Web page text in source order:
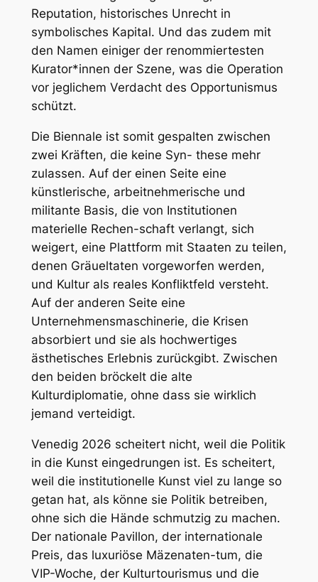
Reputation, historisches Unrecht in
symbolisches Kapital. Und das zudem mit
den Namen einiger der renommiertesten
Kurator*innen der Szene, was die Operation
vor jeglichem Verdacht des Opportunismus
schützt.
Die Biennale ist somit gespalten zwischen
zwei Kräften, die keine Syn- these mehr
zulassen. Auf der einen Seite eine
künstlerische, arbeitnehmerische und
militante Basis, die von Institutionen
materielle Rechen-schaft verlangt, sich
weigert, eine Plattform mit Staaten zu teilen,
denen Gräueltaten vorgeworfen werden,
und Kultur als reales Konfliktfeld versteht.
Auf der anderen Seite eine
Unternehmensmaschinerie, die Krisen
absorbiert und sie als hochwertiges
ästhetisches Erlebnis zurückgibt. Zwischen
den beiden bröckelt die alte
Kulturdiplomatie, ohne dass sie wirklich
jemand verteidigt.
Venedig 2026 scheitert nicht, weil die Politik
in die Kunst eingedrungen ist. Es scheitert,
weil die institutionelle Kunst viel zu lange so
getan hat, als könne sie Politik betreiben,
ohne sich die Hände schmutzig zu machen.
Der nationale Pavillon, der internationale
Preis, das luxuriöse Mäzenaten-tum, die
VIP-Woche, der Kulturtourismus und die